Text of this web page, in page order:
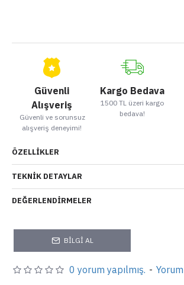
Güvenli
Alışveriş
Güvenli ve sorunsuz
alışveriş deneyimi!
Kargo Bedava
1500 TL üzeri kargo
bedava!
ÖZELLIKLER
TEKNIK DETAYLAR
DEĞERLENDIRMELER
BILGI AL
0 yorum yapılmış. -